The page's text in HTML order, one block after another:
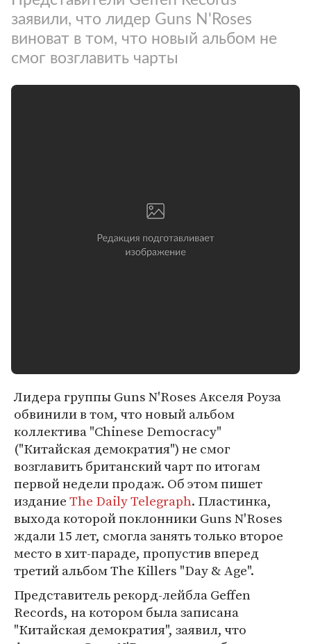
заявили, что лидер Guns N'Roses
виноват в том, что новый альбом не
смог возглавить чарты
Лидера группы Guns N'Roses Акселя Роуза
обвинили в том, что новый альбом
коллектива "Chinese Democracy"
("Китайская демократия") не смог
возглавить британский чарт по итогам
первой недели продаж. Об этом пишет
изданиеThe Daily Telegraph. Пластинка,
выхода которой поклонники Guns N'Roses
ждали 15 лет, смогла занять только второе
место в хит-параде, пропустив вперед
третий альбом The Killers "Day & Age".
Представитель рекорд-лейбла Geffen
Records, на котором была записана
"Китайская демократия", заявил, что